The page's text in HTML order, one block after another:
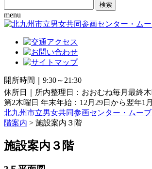
Search
for:
menu
開所時間｜9:30～21:30
休所日｜所内整理日：おおむね毎月最終
第2木曜日 年末年始：12月29日から翌年1
北九州市立男女共同参画センター・ムーブ
階案内 > 施設案内３階
施設案内３階